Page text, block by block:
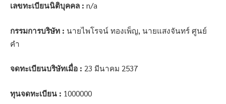
เลขทะเบียนนิติบุคคล : n/a
กรรมการบริษัท : นายไพโรจน์ ทองเพ็ญ, นายแสงจันทร์ ศูนย์
คำ
จดทะเบียนบริษัทเมื่อ : 23 มีนาคม 2537
ทุนจดทะเบียน : 1000000